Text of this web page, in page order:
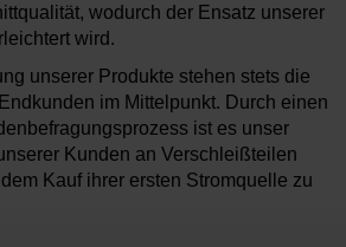
wodurch der Ensatz unserer
wird.
unserer Produkte stehen stets die
im Mittelpunkt. Durch einen
ist es unser
Kunden an Verschleißteilen
Kauf ihrer ersten Stromquelle zu